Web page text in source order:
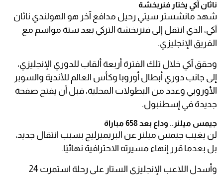
ناثان آكي يختار فنربخشة
شهد مانشستر سيتي رحيل مدافع آخر هو الهولندي ناثان
آكي، الذي انتقل إلى فنربخشة التركي بعد ستة مواسم مع
الفريق الإنجليزي.
وحقق آكي خلال تلك الفترة أربعة ألقاب للدوري الإنجليزي،
إلى جانب دوري أبطال أوروبا وكأس العالم للأندية والسوبر
الأوروبي وعدد من البطولات المحلية، قبل أن يفتح صفحة
جديدة في إسطنبول.
جيمس ميلنر.. وداع بعد 658 مباراة
لن يغيب جيمس ميلنر عن البريميرليج بسبب انتقال جديد،
بل بعدما قرر إنهاء مسيرته الاحترافية نهائيًا.
وأسدل اللاعب الإنجليزي الستار على رحلة استمرت 24